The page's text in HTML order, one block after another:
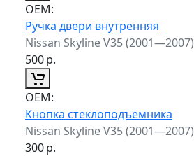
ОЕМ:
Ручка двери внутренняя
Nissan Skyline V35 (2001—2007)
500р.
ОЕМ:
Кнопка стеклоподъемника
Nissan Skyline V35 (2001—2007)
300р.